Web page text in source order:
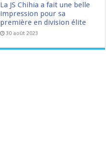
La JS Chihia a fait une belle
impression pour sa
première en division élite
30 août 2023